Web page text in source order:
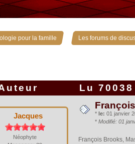
pour la famille » Les forums de
Lu
Jacques
Néophyte
* le: 01 janvier
* Modifié: 01
François Brooks,